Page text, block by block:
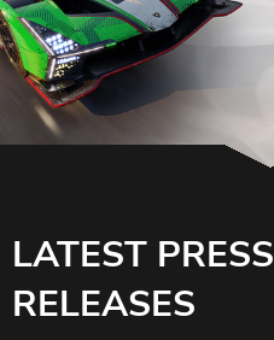
LATEST PRESS
RELEASES